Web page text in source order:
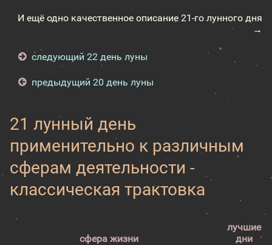
И ещё одно качественное описание 21-го лунного дня
→
следующий 22 день луны
предыдущий 20 день луны
21 лунный день
применительно к различным
сферам деятельности -
классическая трактовка
сфера жизни
лучшие
дни